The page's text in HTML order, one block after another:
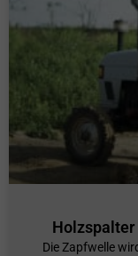
Die Zapfwelle